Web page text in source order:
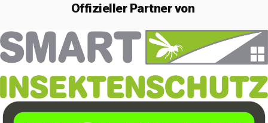
OffiziellerPartner von